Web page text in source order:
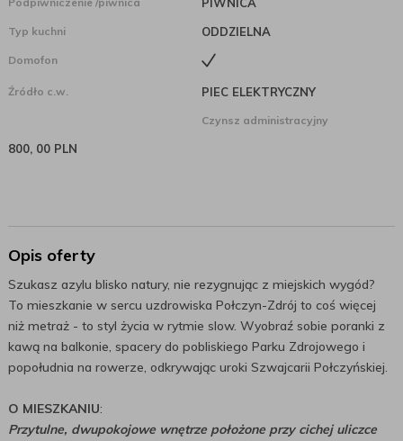
Typ kuchni ODDZIELNA
Domofon
Źródło c.w. PIEC ELEKTRYCZNY
Czynsz administracyjny
800, 00 PLN
Opis oferty
Szukasz azylu blisko natury, nie rezygnując z miejskich wygód?
To mieszkanie w sercu uzdrowiska Połczyn-Zdrój to coś więcej
niż metraż - to styl życia w rytmie slow. Wyobraź sobie poranki z
kawą na balkonie, spacery do pobliskiego Parku Zdrojowego i
popołudnia na rowerze, odkrywając uroki Szwajcarii Połczyńskiej.
O MIESZKANIU:
Przytulne, dwupokojowe wnętrze położone przy cichej uliczce